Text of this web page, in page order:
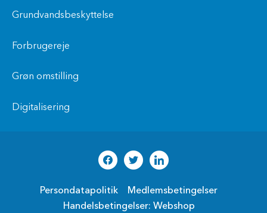
Grundvandsbeskyttelse
Forbrugereje
Grøn omstilling
Digitalisering
Persondatapolitik
Medlemsbetingelser
Handelsbetingelser: Webshop